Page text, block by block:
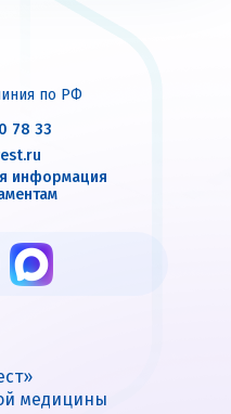
по РФ
78 33
информация
медицины